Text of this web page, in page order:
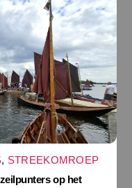
, STREEKOMROEP
op het